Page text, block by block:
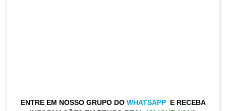
ENTRE EM NOSSO GRUPO DO WHATSAPP E RECEBA